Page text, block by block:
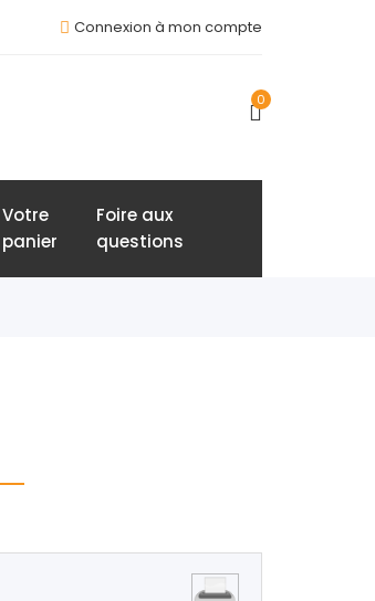
Connexion à mon compte
0
Votre
panier
Foire aux
questions